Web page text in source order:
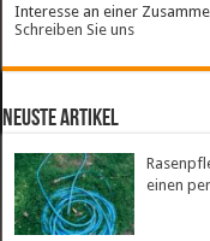
Interesse an einer
Schreiben Sie uns
neuste Artikel
einen